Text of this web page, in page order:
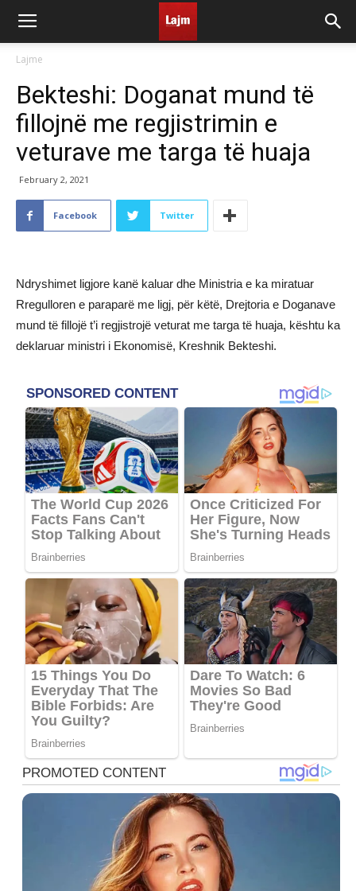
Lajme
Bekteshi: Doganat mund të
fillojnë me regjistrimin e
veturave me targa të huaja
February 2, 2021
Facebook Twitter
Ndryshimet ligjore kanë kaluar dhe Ministria e ka miratuar
Rregulloren e paraparë me ligj, për këtë, Drejtoria e Doganave
mund të fillojë t’i regjistrojë veturat me targa të huaja, kështu ka
deklaruar ministri i Ekonomisë, Kreshnik Bekteshi.